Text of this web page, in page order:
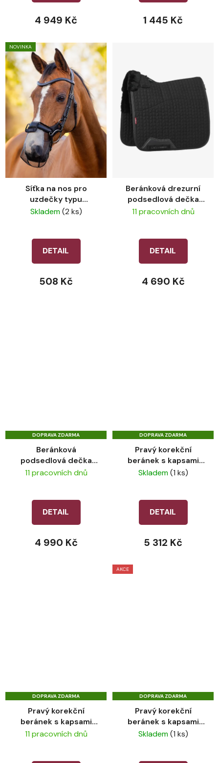
4 949 Kč 1 445 Kč
NOVINKA
Síťka na nos pro
uzdečky typu
Micklem LeMieux
Skladem(2 ks)
DETAIL
508 Kč
Beránková drezurní
podsedlová dečka
LeMieux Merino+
11 pracovních dnů
DETAIL
4 690 Kč
DOPRAVA ZDARMA
Beránková
podsedlová dečka
LeMieux Suede
11 pracovních dnů
DETAIL
4 990 Kč
DOPRAVA ZDARMA
Pravý korekční
beránek s kapsami
LeMieux ProSorb
Skladem(1 ks)
DETAIL
5 312 Kč
DOPRAVA ZDARMA
Pravý korekční
beránek s kapsami
LeMieux ProSorb
11 pracovních dnů
AKCE
DOPRAVA ZDARMA
Pravý korekční
beránek s kapsami
LeMieux ProSorb
Skladem(1 ks)